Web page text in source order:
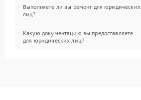
Выполняете ли вы ремонт для юридических
лиц?
Какую документацию вы предоставляете
для юридических лиц?